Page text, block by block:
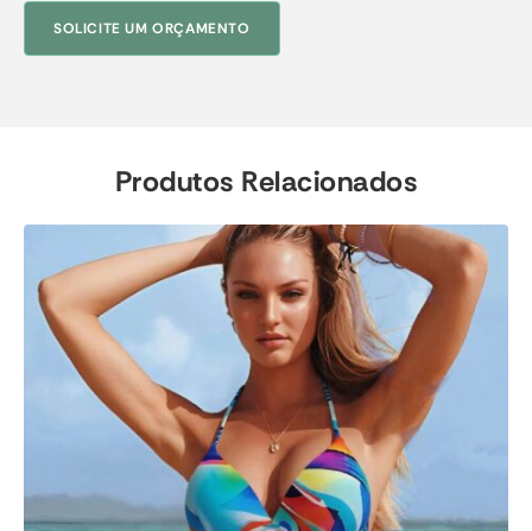
SOLICITE UM ORÇAMENTO
Produtos Relacionados